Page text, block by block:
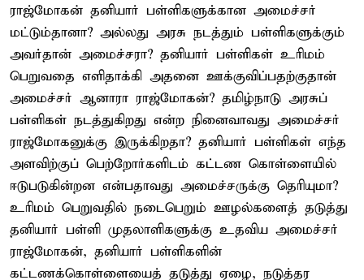
ராஜ்மோகன் தனியார் பள்ளிகளுக்கான அமைச்சர்
மட்டும்தானா? அல்லது அரசு நடத்தும் பள்ளிகளுக்கும்
அவர்தான் அமைச்சரா? தனியார் பள்ளிகள் உரிமம்
பெறுவதை எளிதாக்கி அதனை ஊக்குவிப்பதற்குதான்
அமைச்சர் ஆனாரா ராஜ்மோகன்? தமிழ்நாடு அரசுப்
பள்ளிகள் நடத்துகிறது என்ற நினைவாவது அமைச்சர்
ராஜ்மோகனுக்கு இருக்கிறதா? தனியார் பள்ளிகள் எந்த
அளவிற்குப் பெற்றோர்களிடம் கட்டண கொள்ளையில்
ஈடுபடுகின்றன என்பதாவது அமைச்சருக்கு தெரியுமா?
உரிமம் பெறுவதில் நடைபெறும் ஊழல்களைத் தடுத்து
தனியார் பள்ளி முதலாளிகளுக்கு உதவிய அமைச்சர்
ராஜ்மோகன், தனியார் பள்ளிகளின்
கட்டணக்கொள்ளையைத் தடுத்து ஏழை, நடுத்தர